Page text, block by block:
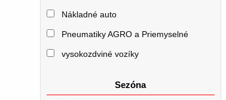
Nákladné auto
Pneumatiky AGRO a Priemyselné
vysokozdviné vozíky
Sezóna